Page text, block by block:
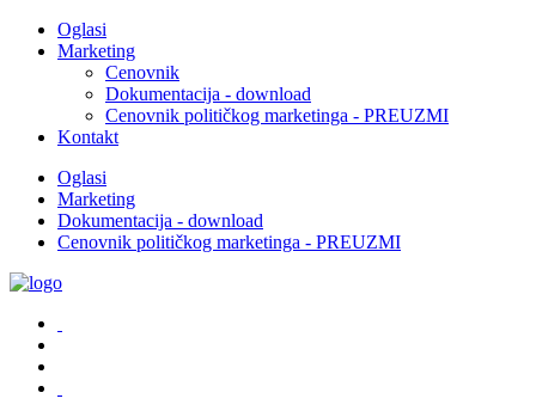
Oglasi
Marketing
Cenovnik
Dokumentacija - download
Cenovnik političkog marketinga - PREUZMI
Kontakt
Oglasi
Marketing
Dokumentacija - download
Cenovnik političkog marketinga - PREUZMI